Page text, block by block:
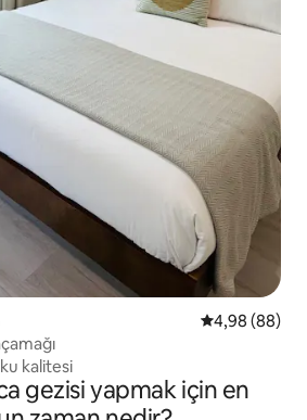
5 üzerinden
4,98 (88)
kalitesi
gezisi yapmak için en